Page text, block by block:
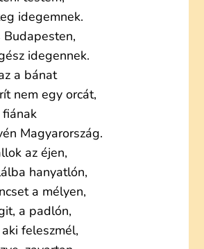
idegemnek.
idegennek.
a bánat
nem egy orcát,
fiának
Magyarország.
az éjen,
hanyatlón,
a mélyen,
a padlón,
feleszmél,